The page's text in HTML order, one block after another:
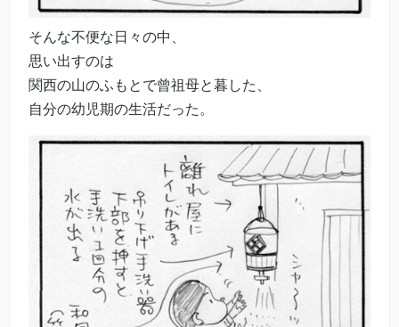
そんな不便な日々の中、
思い出すのは
関西の山のふもとで曾祖母と暮した、
自分の幼児期の生活だった。